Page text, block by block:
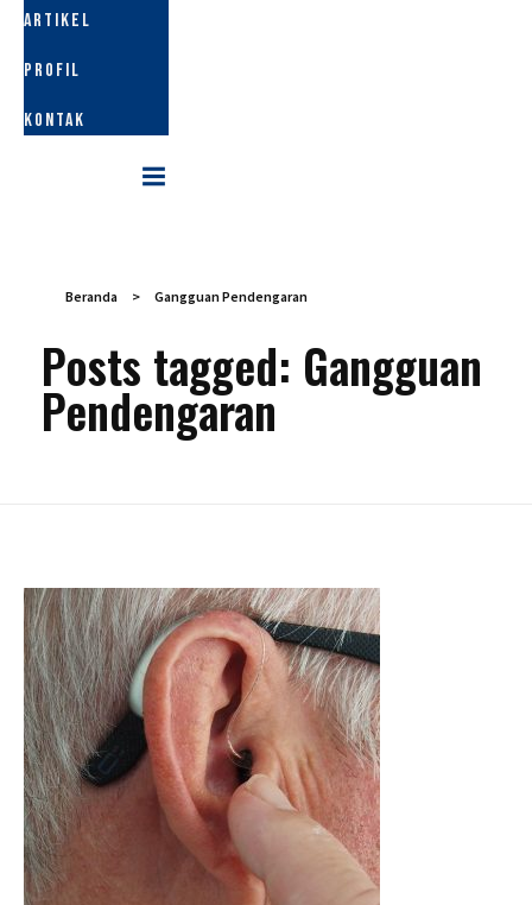
ARTIKEL
PROFIL
KONTAK
Beranda > Gangguan Pendengaran
Posts tagged: Gangguan
Pendengaran